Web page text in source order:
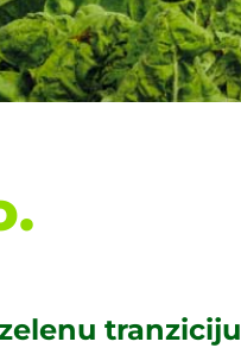
tranziciju